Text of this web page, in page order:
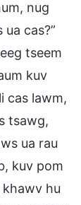
nug
cas?”
tseem
kuv
cas lawm,
tsawg,
ua rau
kuv pom
khawv hu